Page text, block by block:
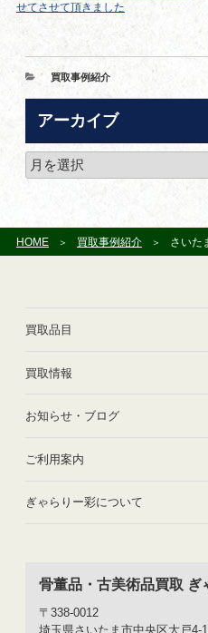
せてさせて頂きました
カ
リ
買取事例紹介
アーカイブ
ア
ー
ブ
HOME 買取事例紹介 さいたま市 中
買取品目
買取情報
お知らせ・ブログ
ご利用案内
ぎゃらりー彩について
骨董品・古美術品買取 ぎ
〒338-0012
埼玉県さいたま市中央区大戸4-